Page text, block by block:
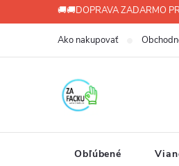
na
🚚🚚DOPRAVA ZADARMO
Ako nakupovať
Obľúbené